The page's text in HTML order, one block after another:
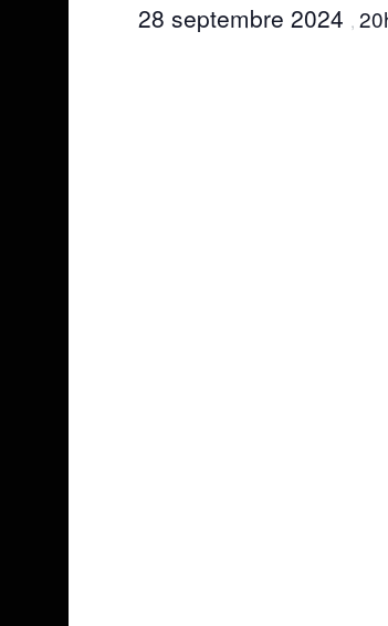
28 septembre 2024 ,